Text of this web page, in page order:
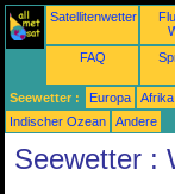
Satellitenwetter
FAQ
Seewetter : Europa Afrika
Indischer Ozean
Andere
Seewetter :